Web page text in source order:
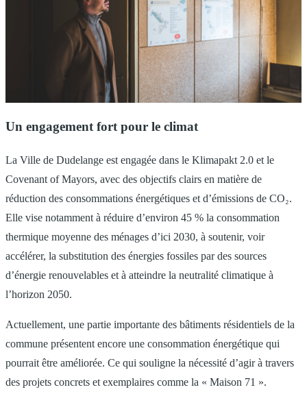
Un engagement fort pour le climat
La Ville de Dudelange est engagée dans le Klimapakt 2.0 et le
Covenant of Mayors, avec des objectifs clairs en matière de
réduction des consommations énergétiques et d’émissions de CO₂.
Elle vise notamment à réduire d’environ 45 % la consommation
thermique moyenne des ménages d’ici 2030, à soutenir, voir
accélérer, la substitution des énergies fossiles par des sources
d’énergie renouvelables et à atteindre la neutralité climatique à
l’horizon 2050.
Actuellement, une partie importante des bâtiments résidentiels de la
commune présentent encore une consommation énergétique qui
pourrait être améliorée. Ce qui souligne la nécessité d’agir à travers
des projets concrets et exemplaires comme la « Maison 71 ».